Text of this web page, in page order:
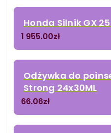
Honda Silnik GX 25
1 955.00zł
Odżywka do
Strong 24x30ML
66.06zł